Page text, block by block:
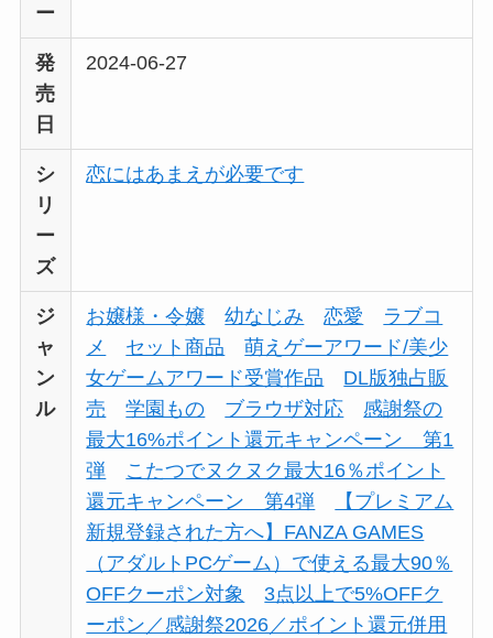
ー
発
売
日
2024-06-27
シ
リ
ー
ズ
恋にはあまえが必要です
ジ
ャ
ン
ル
お嬢様・令嬢 幼なじみ 恋愛
ラブコ
メ
セット商品
萌えゲーアワード/美少
女ゲームアワード受賞作品
DL版独占販
売
学園もの ブラウザ対応
感謝祭の
最大16%ポイント還元キャンペーン 第1
弾
こたつでヌクヌク最大16％ポイント
還元キャンペーン 第4弾
【プレミアム
新規登録された方へ】FANZA GAMES
（アダルトPCゲーム）で使える最大90％
OFFクーポン対象
3点以上で5%OFFク
ーポン／感謝祭2026／ポイント還元併用